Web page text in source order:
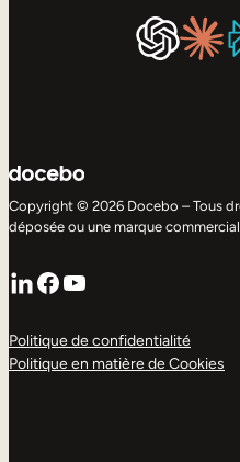
Copyright © 2026 Docebo – Tous
déposée ou une marque
LinkedIn
Facebook
YouTube
Politique de confidentialité
Politique en matière de Cookies